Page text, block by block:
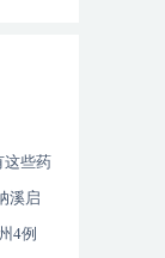
这些药
溪启
4例